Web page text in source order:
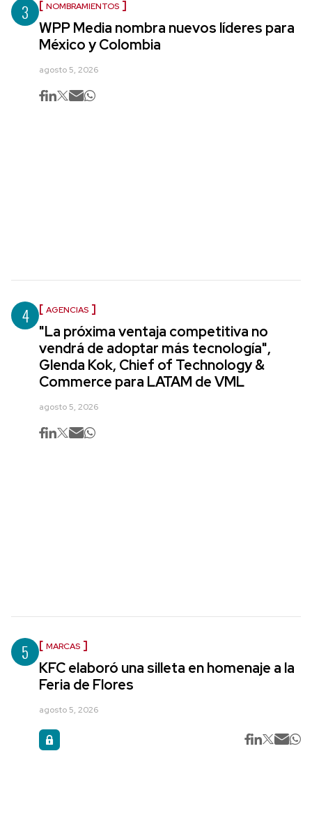
3 NOMBRAMIENTOS
WPP Media nombra nuevos líderes para
México y Colombia
agosto 5, 2026
4 AGENCIAS
"La próxima ventaja competitiva no
vendrá de adoptar más tecnología",
Glenda Kok, Chief of Technology &
Commerce para LATAM de VML
agosto 5, 2026
5 MARCAS
KFC elaboró una silleta en homenaje a la
Feria de Flores
agosto 5, 2026